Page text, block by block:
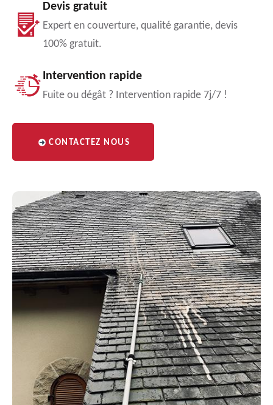
Devis gratuit
Expert en couverture, qualité garantie, devis
100% gratuit.
Intervention rapide
Fuite ou dégât ? Intervention rapide 7j/7 !
CONTACTEZ NOUS